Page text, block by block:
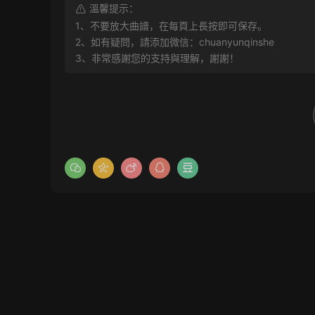
溫馨提示：
1、不要放大曲譜，在每頁上長按即可保存。
2、如有疑問，請添加微信：chuanyunqinshe
3、非常感謝您的支持與理解，謝謝！